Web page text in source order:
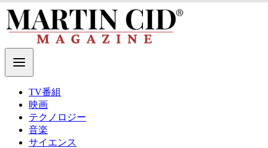
TV番組
映画
テクノロジー
音楽
サイエンス